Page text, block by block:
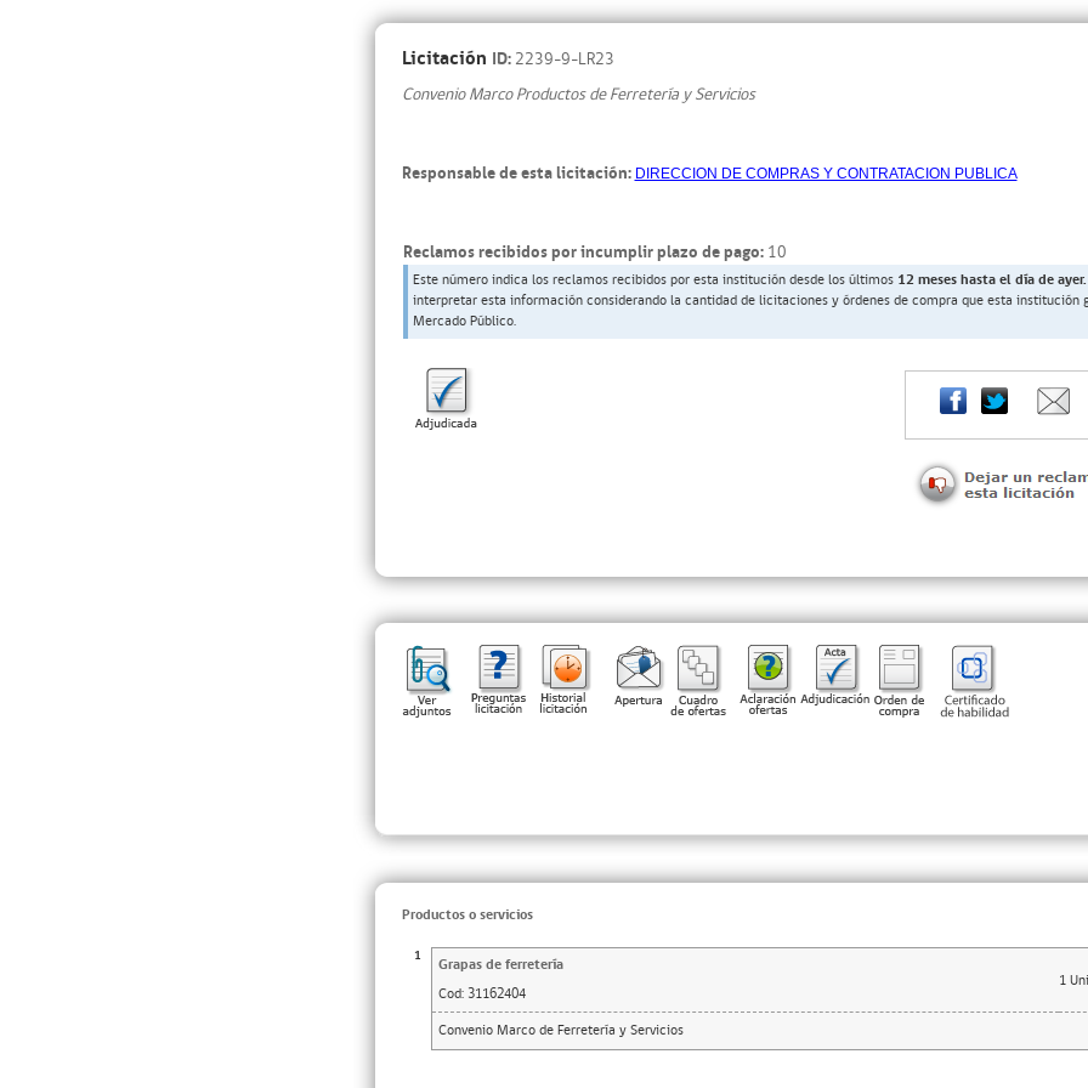
Licitación ID: 2239-9-LR23
Convenio Marco Productos de Ferretería y Servicios
Responsable de esta licitación:DIRECCION DE COMPRAS Y CONTRATACION PUBLICA
Reclamos recibidos por incumplir plazo de pago: 10
Este número indica los reclamos recibidos por esta institución desde los últimos 12 meses hasta el día de ayer.
interpretar esta información considerando la cantidad de licitaciones y órdenes de compra que esta institución
Mercado Público.
Productos o servicios
1 Grapas de ferretería
1
Cod: 31162404
Convenio Marco de Ferretería y Servicios